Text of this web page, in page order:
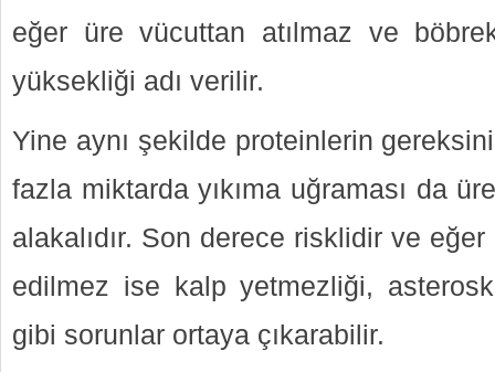
eğer üre vücuttan atılmaz ve
yüksekliği adı verilir.
Yine aynı şekilde proteinlerin
fazla miktarda yıkıma uğraması da
alakalıdır. Son derece risklidir ve
edilmez ise kalp yetmezliği,
gibi sorunlar ortaya çıkarabilir.